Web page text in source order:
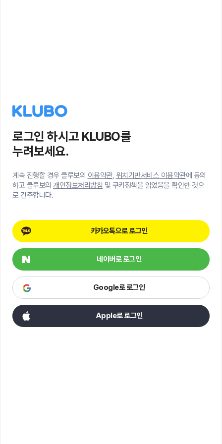
로그인 하시고 KLUBO를
누려보세요.
계속 진행할 경우 클루보의 이용약관, 위치기반서비스 이용약관에 동의
하고 클루보의 개인정보처리방침 및 쿠키정책을 읽었음을 확인한 것으
로 간주합니다.
카카오톡으로 로그인
네이버로 로그인
Google로 로그인
Apple로 로그인